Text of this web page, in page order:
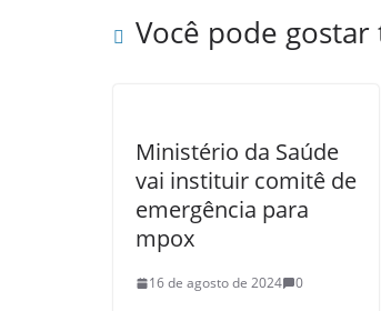
Você pode
Ministério da Saúde
vai instituir comitê de
emergência para
mpox
16 de agosto de 2024 0